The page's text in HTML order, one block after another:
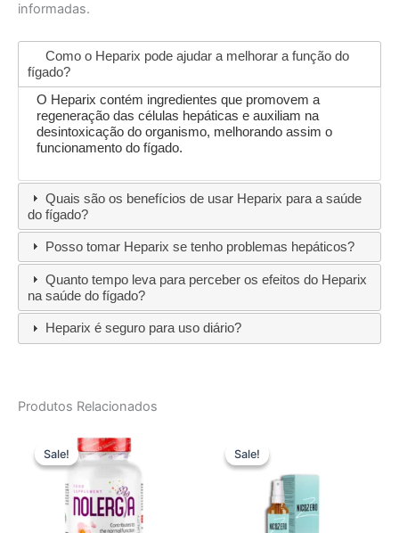
informadas.
Como o Heparix pode ajudar a melhorar a função do
fígado?
O Heparix contém ingredientes que promovem a
regeneração das células hepáticas e auxiliam na
desintoxicação do organismo, melhorando assim o
funcionamento do fígado.
Quais são os benefícios de usar Heparix para a saúde
do fígado?
Posso tomar Heparix se tenho problemas hepáticos?
Quanto tempo leva para perceber os efeitos do Heparix
na saúde do fígado?
Heparix é seguro para uso diário?
Produtos Relacionados
Sale!
Sale! Sale!
Sale!